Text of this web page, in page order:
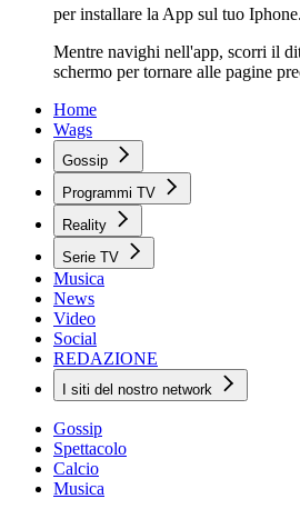
per installare la App sul tuo Iphone.
Mentre navighi nell'app, scorri il
schermo per tornare alle pagine
Home
Wags
Gossip
Programmi TV
Reality
Serie TV
Musica
News
Video
Social
REDAZIONE
I siti del nostro network
Gossip
Spettacolo
Calcio
Musica